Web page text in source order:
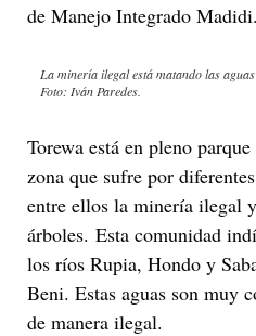
de Manejo Integrado Madidi.
La minería ilegal está matando las
Foto: Iván Paredes.
Torewa está en pleno
zona que sufre por
entre ellos la minería ilegal
árboles. Esta comunidad
los ríos Rupia, Hondo y
Beni. Estas aguas son muy
de manera ilegal.